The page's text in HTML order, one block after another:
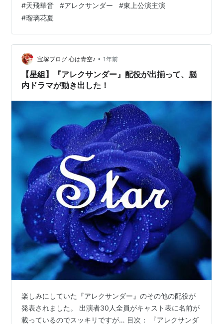
もフィナーレも！ダンスが素敵 不穏なフィリッポス王の
結婚 若手が元気で頼もしい 真ん中が似合う男役になりま
した 前トップ・礼真琴さん在団中にすでに3番手羽根を
背負ったかのんくん。 序列は礼真琴、暁千星、極美慎、
天飛華音…でしたが極美慎くんと同じ3番手羽根を、『エ
スペラント…
#天飛華音 #アレクサンダー #東上公演主演
#瑠璃花夏
宝塚ブログ 心は青空♪ • 1年前
【星組】『アレクサンダー』配役が出揃って、脳
内ドラマが動き出した！
楽しみにしていた『アレクサンダー』のその他の配役が
発表されました。 出演者30人全員がキャスト表に名前が
載っているのでスッキリですが… 目次： 『アレクサンダ